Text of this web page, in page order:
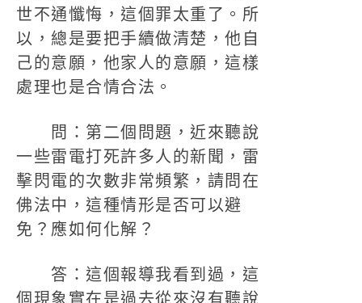
世不通懺悔，這個罪太重了。所
以，總是要把手續做清楚，他自
己的意願，他家人的意願，這樣
處理也是合情合法。
問：第二個問題，近來聽說
一些雷電打死許多人的新聞，雷
擊閃電的次數非常頻繁，請問在
佛法中，這種情形是否可以避
免？應如何化解？
答：這個報導我看到過，這
個現象實在是過去從來沒有聽說